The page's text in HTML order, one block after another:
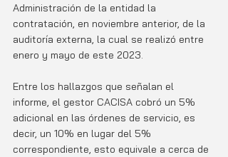
Administración de la entidad la
contratación, en noviembre anterior, de la
auditoría externa, la cual se realizó entre
enero y mayo de este 2023.
Entre los hallazgos que señalan el
informe, el gestor CACISA cobró un 5%
adicional en las órdenes de servicio, es
decir, un 10% en lugar del 5%
correspondiente, esto equivale a cerca de